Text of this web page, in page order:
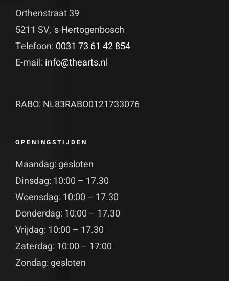
Orthenstraat 39
5211 SV, 's-Hertogenbosch
Telefoon: 0031 73 61 42 854
E-mail: info@thearts.nl
RABO: NL83RABO0121733076
OPENINGSTIJDEN
Maandag: gesloten
Dinsdag: 10:00 – 17.30
Woensdag: 10:00 – 17.30
Donderdag: 10:00 – 17.30
Vrijdag: 10:00 – 17.30
Zaterdag: 10:00 – 17:00
Zondag: gesloten